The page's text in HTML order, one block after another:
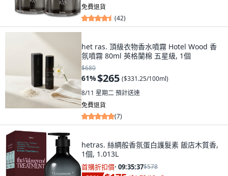
免費退貨
(42)
het ras. 頂級衣物香水噴霧 Hotel Wood 香
氛噴霧 80ml 英格蘭棉 五星級, 1個
$680
61%$265 ($331.25/100ml)
8/11 星期二預計送達
免費退貨
(7)
hetras. 絲綢般香氛蛋白護髮素 飯店木質香,
1個, 1.013L
首購折扣價· 09:35:36$578